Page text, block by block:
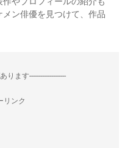
ン俳優を見つけて、作品
ります--------------------
リンク